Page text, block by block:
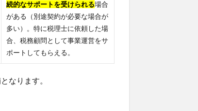
続的なサポートを受けられる場合
がある（別途契約が必要な場合が
多い）。特に税理士に依頼した場
合、税務顧問として事業運営をサ
ポートしてもらえる。
なります。